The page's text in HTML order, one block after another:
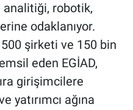
analitiği, robotik,
odaklanıyor.
şirketi ve 150 bin
eden EGİAD,
girişimcilere
yatırımcı ağına